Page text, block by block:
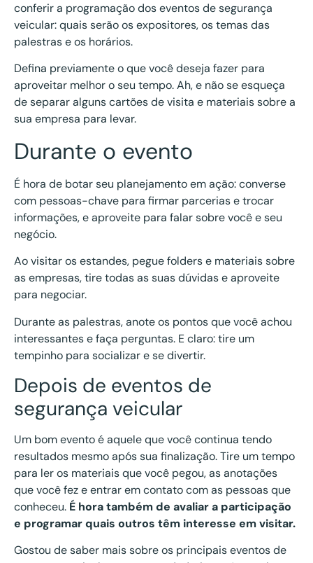
conferir a programação dos eventos de segurança
veicular: quais serão os expositores, os temas das
palestras e os horários.
Defina previamente o que você deseja fazer para
aproveitar melhor o seu tempo. Ah, e não se esqueça
de separar alguns cartões de visita e materiais sobre a
sua empresa para levar.
Durante o evento
É hora de botar seu planejamento em ação: converse
com pessoas-chave para firmar parcerias e trocar
informações, e aproveite para falar sobre você e seu
negócio.
Ao visitar os estandes, pegue folders e materiais sobre
as empresas, tire todas as suas dúvidas e aproveite
para negociar.
Durante as palestras, anote os pontos que você achou
interessantes e faça perguntas. E claro: tire um
tempinho para socializar e se divertir.
Depois de eventos de
segurança veicular
Um bom evento é aquele que você continua tendo
resultados mesmo após sua finalização. Tire um tempo
para ler os materiais que você pegou, as anotações
que você fez e entrar em contato com as pessoas que
conheceu. É hora também de avaliar a participação
e programar quais outros têm interesse em visitar.
Gostou de saber mais sobre os principais eventos de